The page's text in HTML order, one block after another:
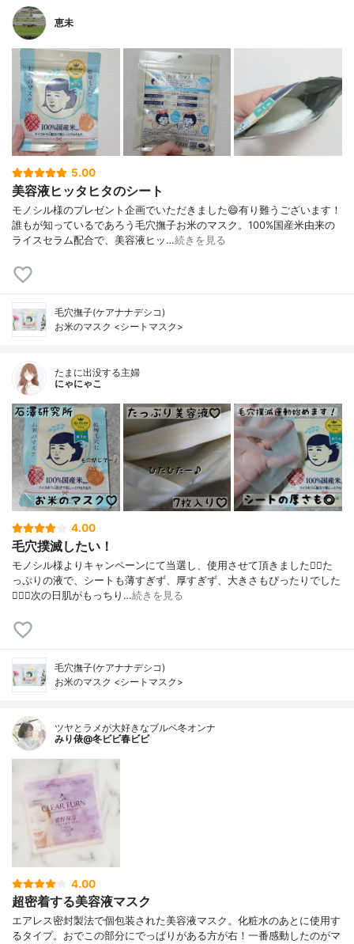
恵未
5.00
美容液ヒッタヒタのシート
モノシル様のプレゼント企画でいただきました😄有り難うございます！
誰もが知っているであろう毛穴撫子お米のマスク。100%国産米由来の
ライスセラム配合で、美容液ヒッ…続きを見る
毛穴撫子(ケアナナデシコ)
お米のマスク <シートマスク>
たまに出没する主婦
にゃにゃこ
4.00
毛穴撲滅したい！
モノシル様よりキャンペーンにて当選し、使用させて頂きました🙇‍♀️た
っぷりの液で、シートも薄すぎず、厚すぎず、大きさもぴったりでした
🙆🏻‍♀️次の日肌がもっちり…続きを見る
毛穴撫子(ケアナナデシコ)
お米のマスク <シートマスク>
ツヤとラメが大好きなブルベ冬オンナ
みり俵@冬ビビ春ビビ
4.00
超密着する美容液マスク
エアレス密封製法で個包装された美容液マスク。化粧水のあとに使用す
るタイプ。おでこの部分にでっぱりがある方が右！一番感動したのがマ